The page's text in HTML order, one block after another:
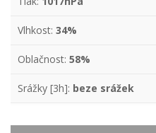
Vlhkost: 34%
Oblačnost: 58%
Srážky [3h]: beze srážek